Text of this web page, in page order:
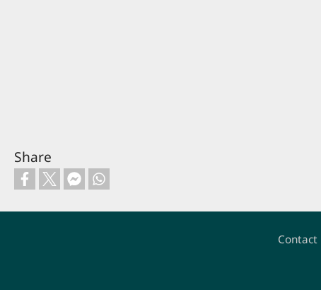
Share
Contact